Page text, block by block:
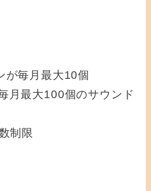
が毎月最大10個
月最大100個のサウンド
制限